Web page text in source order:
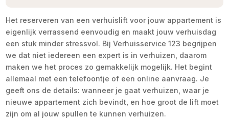
Het reserveren van een verhuislift voor jouw appartement is
eigenlijk verrassend eenvoudig en maakt jouw verhuisdag
een stuk minder stressvol. Bij Verhuisservice 123 begrijpen
we dat niet iedereen een expert is in verhuizen, daarom
maken we het proces zo gemakkelijk mogelijk. Het begint
allemaal met een telefoontje of een online aanvraag. Je
geeft ons de details: wanneer je gaat verhuizen, waar je
nieuwe appartement zich bevindt, en hoe groot de lift moet
zijn om al jouw spullen te kunnen verhuizen.